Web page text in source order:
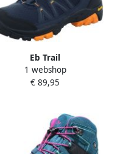
Eb Trail
1 webshop
€ 89,95